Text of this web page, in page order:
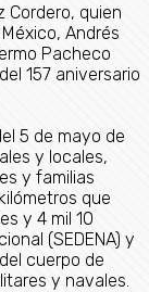
Cordero, quien
Andrés
Pacheco
157 aniversario
5 de mayo de
y locales,
y familias
que
y 4 mil 10
(SEDENA) y
cuerpo de
y navales.